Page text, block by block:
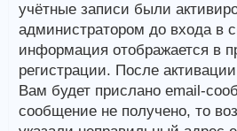
учётные записи были
администратором до входа в
информация отображается в
регистрации. После
Вам будет прислано email-
сообщение не получено, то